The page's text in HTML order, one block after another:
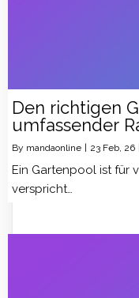
Den richtigen
umfassender
By mandaonline 23 Feb, 26
Ein Gartenpool ist für
verspricht…